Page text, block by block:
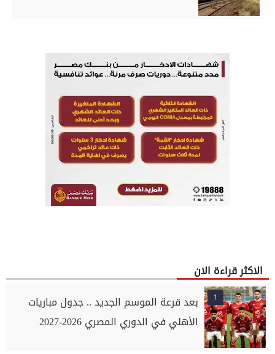
الاكثر قراءة الان
1
بعد قرعة الموسم الجديد .. جدول مباريات
الأهلي في الدوري المصري 2026-2027